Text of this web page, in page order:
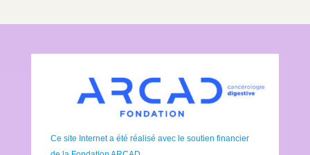
Ce site Internet a été réalisé avec le soutien financier